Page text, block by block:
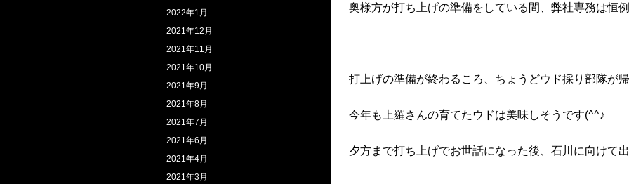
奥様方が打ち上げの準備をしている間、弊社専務は恒例
打上げの準備が終わるころ、ちょうどウド採り部隊が帰
今年も上羅さんの育てたウドは美味しそうです(^^♪
夕方まで打ち上げでお世話になった後、石川に向けて出
2022年1月
2021年12月
2021年11月
2021年10月
2021年9月
2021年8月
2021年7月
2021年6月
2021年4月
2021年3月